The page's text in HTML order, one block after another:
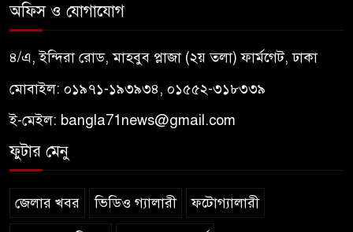
অফিস ও যোগাযোগ
৪/এ, ইন্দিরা রোড, মাহবুব প্লাজা (২য় তলা) ফার্মগেট, ঢাকা
মোবাইল: ০১৯৭১-১৯৩৯৩৪, ০১৫৫২-৩১৮৩৩৯
ই-মেইল: bangla71news@gmail.com
ফুটার মেনু
জেলার খবর ভিডিও গ্যালারী ফটোগ্যালারী